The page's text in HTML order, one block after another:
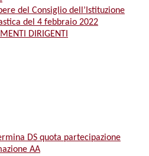
del Consiglio dell’Istituzione
del 4 febbraio 2022
DIRIGENTI
DS quota partecipazione
AA